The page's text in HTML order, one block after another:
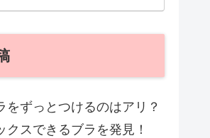
をずっとつけるのはアリ？
クスできるブラを発見！